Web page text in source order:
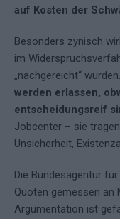
auf Kosten der
Besonders zynisch
im
„nachgereicht“
werden erlassen,
entscheidungsreif
Jobcenter – sie
Unsicherheit,
Die Bundesagentur
Quoten gemessen an
Argumentation ist